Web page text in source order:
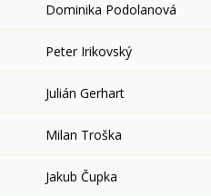
Dominika Podolanová
Peter Irikovský
Julián Gerhart
Milan Troška
Jakub Čupka